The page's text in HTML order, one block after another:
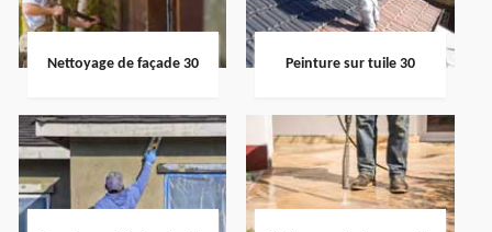
Nettoyage de façade 30 Peinture sur tuile 30